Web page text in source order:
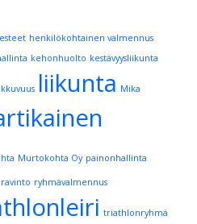
esteet henkilökohtainen valmennus
kehonhuolto kestävyysliikunta
liikunta Mika
Murtokohta Oy painonhallinta
ravinto ryhmävalmennus
triathlonryhmä